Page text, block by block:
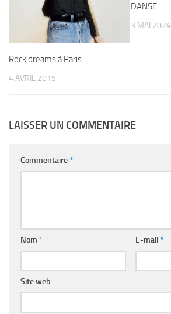
Rock dreams à Paris
4 AVRIL 2015
DANSE
3 MAI 2024
LAISSER UN COMMENTAIRE
Commentaire*
Nom * E-mail *
Site web